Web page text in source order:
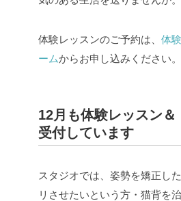
体験レッスンのご予約は、 体
ームからお申し込みください。
12月も体験レッスン＆
受付しています
スタジオでは、姿勢を矯正し
リさせたいという方・猫背を